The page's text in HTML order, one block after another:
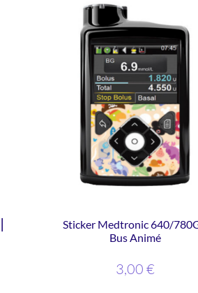
Sticker Medtronic 640/780G
Bus Animé
3,00 €